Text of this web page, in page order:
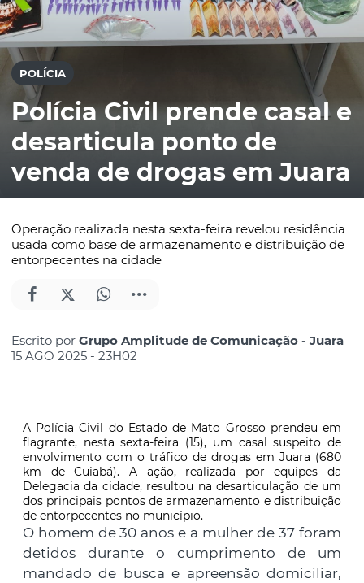
POLÍCIA
Polícia Civil prende casal e
desarticula ponto de
venda de drogas em Juara
Operação realizada nesta sexta-feira revelou residência
usada como base de armazenamento e distribuição de
entorpecentes na cidade
Escrito por Grupo Amplitude de Comunicação - Juara
15 AGO 2025 - 23H02
A Polícia Civil do Estado de Mato Grosso prendeu em
flagrante, nesta sexta-feira (15), um casal suspeito de
envolvimento com o tráfico de drogas em Juara (680
km de Cuiabá). A ação, realizada por equipes da
Delegacia da cidade, resultou na desarticulação de um
dos principais pontos de armazenamento e distribuição
de entorpecentes no município.
O homem de 30 anos e a mulher de 37 foram
detidos durante o cumprimento de um
mandado de busca e apreensão domiciliar,